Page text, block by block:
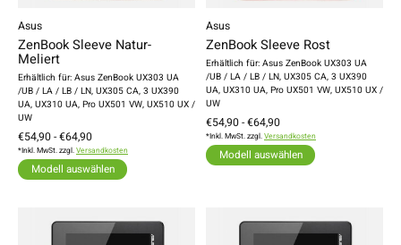
Asus
ZenBook Sleeve Natur-
Meliert
Erhältlich für: Asus ZenBook UX303 UA
/UB / LA / LB / LN, UX305 CA, 3 UX390
UA, UX310 UA, Pro UX501 VW, UX510 UX /
UW
€54,90 - €64,90
*Inkl. MwSt. zzgl.Versandkosten
Modell auswählen
Asus
ZenBook Sleeve Rost
Erhältlich für: Asus ZenBook UX303 UA
/UB / LA / LB / LN, UX305 CA, 3 UX390
UA, UX310 UA, Pro UX501 VW, UX510 UX /
UW
€54,90 - €64,90
*Inkl. MwSt. zzgl.Versandkosten
Modell auswählen